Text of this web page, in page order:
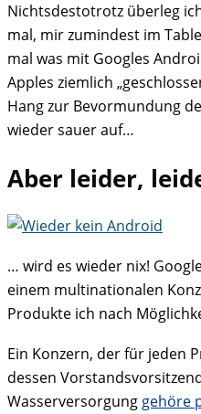
Nichtsdestotrotz überleg
mal, mir zumindest im
mal was mit Googles
Apples ziemlich
Hang zur Bevormundung
wieder sauer auf…
Aber leider,
… wird es wieder nix!
einem multinationalen
Produkte ich nach
Ein Konzern, der für jeden
dessen
Wasserversorgung gehöre